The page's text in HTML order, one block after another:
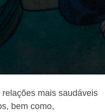
mais saudáveis
bem como,